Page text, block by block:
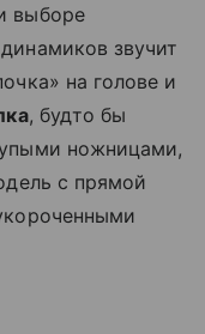
выборе
звучит
на голове и
, будто бы
ножницами,
с прямой